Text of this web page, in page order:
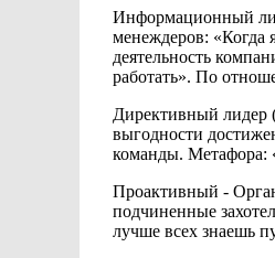
Информационный
менеждеров: «Когда
деятельность
работать». По
Директивный лидер
выгодности
команды. Метафора:
Проактивный -
подчиненные
лучше всех знаешь